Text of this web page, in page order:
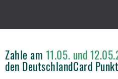
Zahle am 11.05. und
den DeutschlandCard